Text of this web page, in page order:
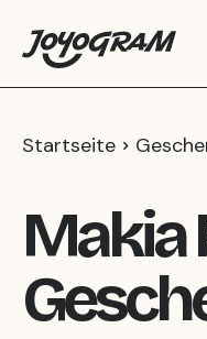
Startseite
Makia